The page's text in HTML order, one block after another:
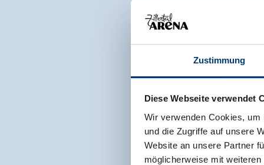
Zustimmung
Diese Webseite verwendet
Wir verwenden Cookies,
und die Zugriffe auf unsere
Website an unsere Partner
möglicherweise mit